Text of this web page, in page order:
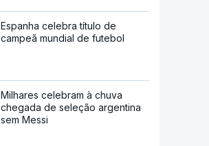
Espanha celebra título de
campeã mundial de futebol
Milhares celebram à chuva
chegada de seleção argentina
sem Messi